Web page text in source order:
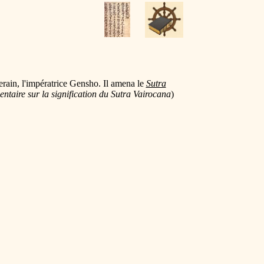
l'impératrice Gensho. Il amena le Sutra
sur la signification du Sutra Vairocana)